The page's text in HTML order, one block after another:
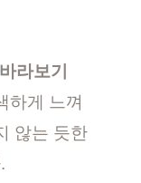
라보기
하게 느껴
않는 듯한